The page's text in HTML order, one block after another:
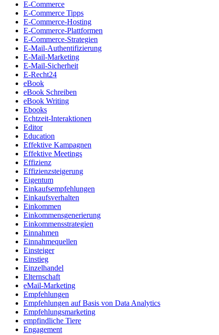
E-Commerce
E-Commerce Tipps
E-Commerce-Hosting
E-Commerce-Plattformen
E-Commerce-Strategien
E-Mail-Authentifizierung
E-Mail-Marketing
E-Mail-Sicherheit
E-Recht24
eBook
eBook Schreiben
eBook Writing
Ebooks
Echtzeit-Interaktionen
Editor
Education
Effektive Kampagnen
Effektive Meetings
Effizienz
Effizienzsteigerung
Eigentum
Einkaufsempfehlungen
Einkaufsverhalten
Einkommen
Einkommensgenerierung
Einkommensstrategien
Einnahmen
Einnahmequellen
Einsteiger
Einstieg
Einzelhandel
Elternschaft
eMail-Marketing
Empfehlungen
Empfehlungen auf Basis von Data Analytics
Empfehlungsmarketing
empfindliche Tiere
Engagement